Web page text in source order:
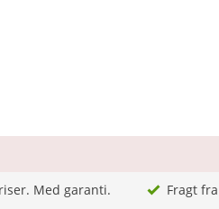
Med garanti. Fragt